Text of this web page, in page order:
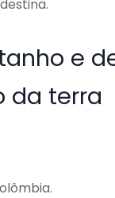
e
da terra